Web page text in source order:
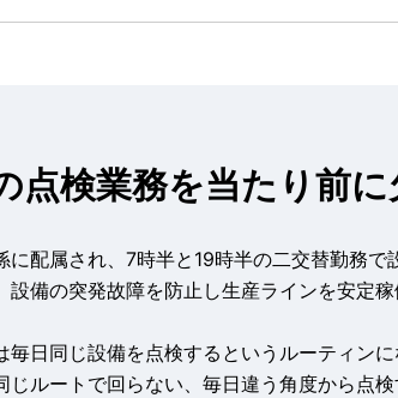
点検業務を当たり前
に配属され、7時半と19時半の二交替勤務
設備の突発故障を防止し生産ラインを安定
毎日同じ設備を点検するというルーティン
じルートで回らない、毎日違う角度から点